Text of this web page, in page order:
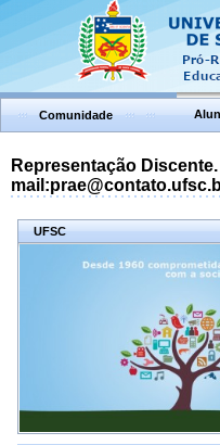
Comunidade
Representação
UFSC